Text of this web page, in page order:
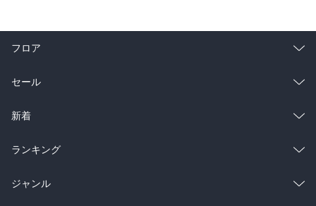
フロア
総合
ラノベ
雑誌・グラビア
BL・TL
セール
総合
ラノベ
雑誌・グラビア
新着
総合
ラノベ
ランキング
総合
ジャンル